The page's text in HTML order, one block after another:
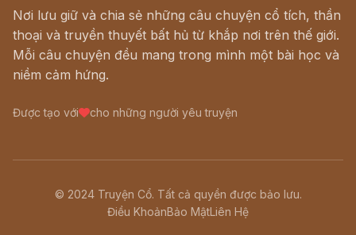
Nơi lưu giữ và chia sẻ những câu chuyện cổ tích, thần
thoại và truyền thuyết bất hủ từ khắp nơi trên thế giới.
Mỗi câu chuyện đều mang trong mình một bài học và
niềm cảm hứng.
Được tạo với cho những người yêu truyện
© 2024 Truyện Cổ. Tất cả quyền được bảo lưu.
Điều KhoảnBảo MậtLiên Hệ